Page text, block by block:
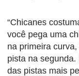
“Chicanes
você pega uma
na primeira
pista na
das pistas mais